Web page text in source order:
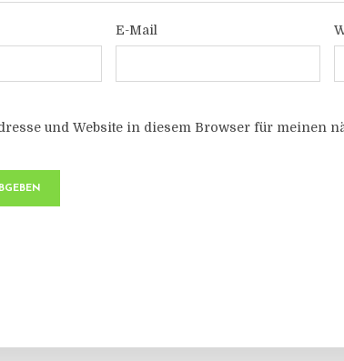
E-Mail
und Website in diesem Browser für meinen